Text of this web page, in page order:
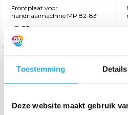
Toestemming Details
Deze website maakt gebruik
Frontplaat voor
handnaaimachine MP 82-83
€ 11,-
Bekijk product